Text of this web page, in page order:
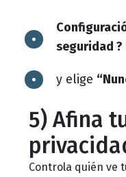
seguridad ?
y elige
5) Afina
Controla quién ve